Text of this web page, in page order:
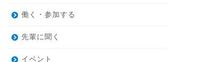
働く・参加する
先輩に聞く
イベント